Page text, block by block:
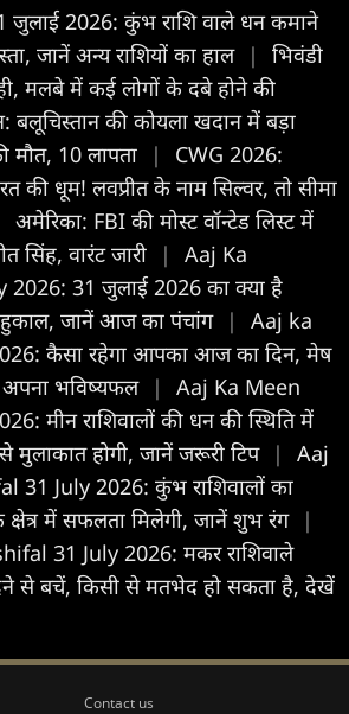
2026: कुंभ राशि वाले धन कमाने
जानें अन्य राशियों का हाल |
भिवंडी
मलबे में कई लोगों के दबे होने की
बलूचिस्तान की कोयला खदान में बड़ा
मौत, 10 लापता
|
CWG 2026:
की धूम! लवप्रीत के नाम सिल्वर, तो सीमा
अमेरिका: FBI की मोस्ट वॉन्टेड लिस्ट में
सिंह, वारंट जारी
|
Aaj Ka
2026: 31 जुलाई 2026 का क्या है
जानें आज का पंचांग |
Aaj ka
कैसा रहेगा आपका आज का द‍िन, मेष
भविष्यफल |
Aaj Ka Meen
मीन राशिवालों की धन की स्थिति में
मुलाकात होगी, जानें जरूरी टिप |
Aaj
31 July 2026: कुंभ राशिवालों का
क्षेत्र में सफलता मिलेगी, जानें शुभ रंग |
31 July 2026: मकर राशिवाले
से बचें, किसी से मतभेद हो सकता है, देखें
Contact us